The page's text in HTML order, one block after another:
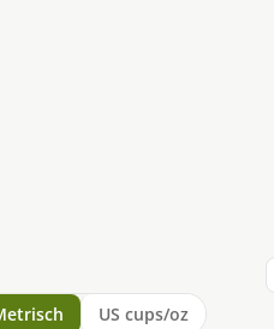
US cups/oz